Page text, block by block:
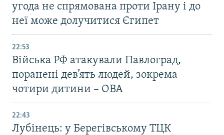
угода не спрямована проти Ірану і до
неї може долучитися Єгипет
22:53
Війська РФ атакували Павлоград,
поранені дев’ять людей, зокрема
чотири дитини – ОВА
22:43
Лубінець: у Берегівському ТЦК